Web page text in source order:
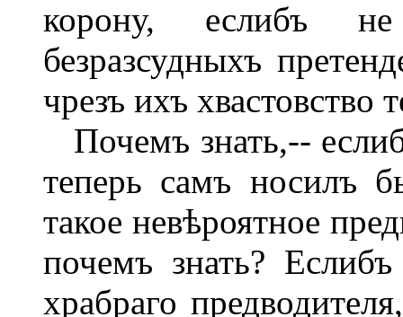
корону, еслибъ
безразсудныхъ
чрезъ ихъ хвастовство
Почемъ знать,--
теперь самъ носилъ
такое невѣроятное
почемъ знать?
храбраго